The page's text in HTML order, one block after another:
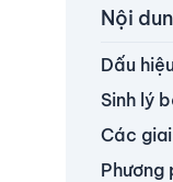
Nội
Dấu
Sinh lý
Các